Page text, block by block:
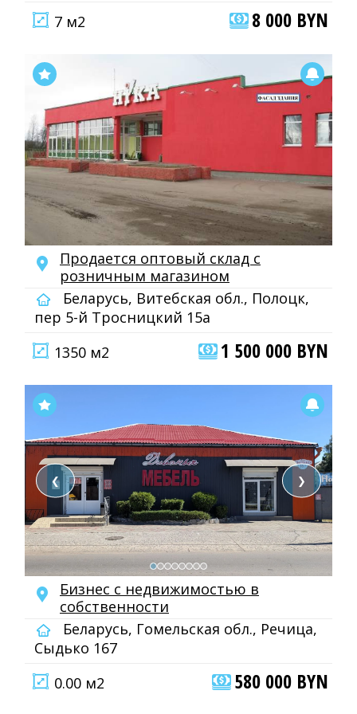
7 м2 8 000 BYN
Продается оптовый склад с
розничным магазином
Беларусь, Витебская обл., Полоцк,
пер 5-й Тросницкий 15а
1350 м2
1 500 000 BYN
❮ ❯
Бизнес с недвижимостью в
собственности
Беларусь, Гомельская обл., Речица,
Сыдько 167
0.00 м2
580 000 BYN